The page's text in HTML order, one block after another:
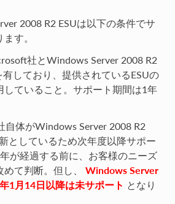
2008 R2 ESUは以下の条件でサ
す。
社とWindows Server 2008 R2
有しており、提供されているESUの
していること。サポート期間は1年
自体がWindows Server 2008 R2
としているため次年度以降サポー
が経過する前に、お客様のニーズ
めて判断。但し、 Windows Server
1月14日以降は未サポート となり